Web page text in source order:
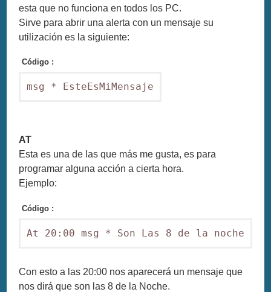
esta que no funciona en todos los PC.
Sirve para abrir una alerta con un mensaje su
utilización es la siguiente:
Código :
msg * EsteEsMiMensaje
AT
Esta es una de las que más me gusta, es para
programar alguna acción a cierta hora.
Ejemplo:
Código :
At 20:00 msg * Son Las 8 de la noche
Con esto a las 20:00 nos aparecerá un mensaje que
nos dirá que son las 8 de la Noche.